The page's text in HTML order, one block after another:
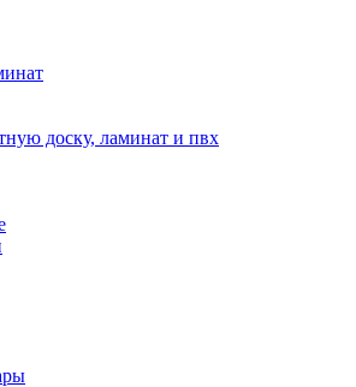
доску, ламинат и пвх